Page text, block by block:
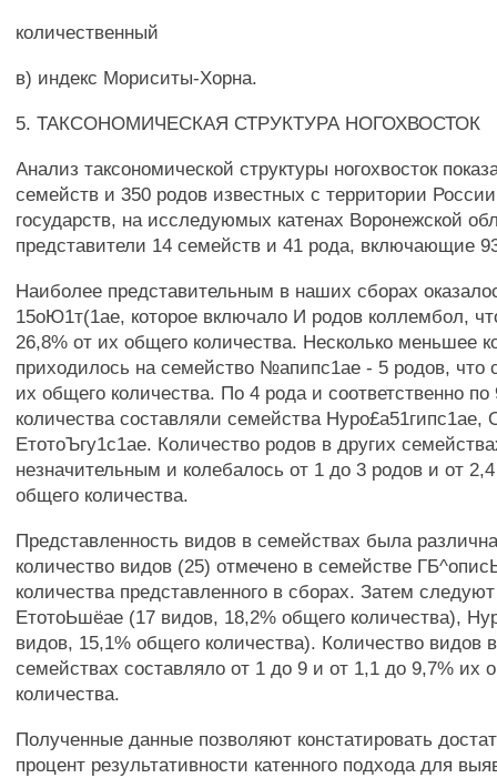
количественный
в) индекс Мориситы-Хорна.
5. ТАКСОНОМИЧЕСКАЯ СТРУКТУРА НОГОХВОСТОК
Анализ таксономической структуры ногохвосток
семейств и 350 родов известных с территории
государств, на исследуюмых катенах Воронежской
представители 14 семейств и 41 рода, включающие
Наиболее представительным в наших сборах
15оЮ1т(1ае, которое включало И родов коллембол,
26,8% от их общего количества. Несколько меньшее
приходилось на семейство №апипс1ае - 5 родов, что
их общего количества. По 4 рода и соответственно
количества составляли семейства Нуро£а51гипс1ае,
ЕтотоЪгу1с1ае. Количество родов в других
незначительным и колебалось от 1 до 3 родов и от
общего количества.
Представленность видов в семействах была
количество видов (25) отмечено в семействе
количества представленного в сборах. Затем
ЕтотоЬшёае (17 видов, 18,2% общего количества),
видов, 15,1% общего количества). Количество видов
семействах составляло от 1 до 9 и от 1,1 до 9,7% их
количества.
Полученные данные позволяют констатировать
процент результативности катенного подхода для